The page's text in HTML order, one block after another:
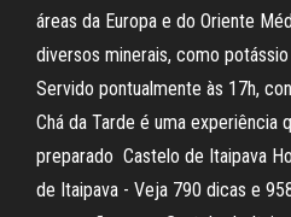
áreas da Europa e do Oriente
diversos minerais, como
Servido pontualmente às 17h,
Chá da Tarde é uma experiência
preparado Castelo de Itaipava
de Itaipava - Veja 790 dicas e